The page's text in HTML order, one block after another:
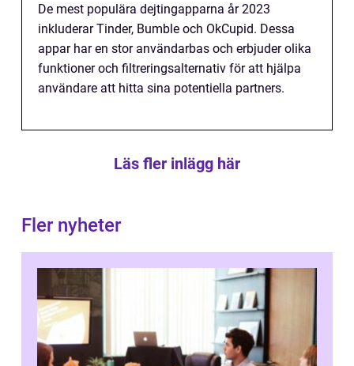
De mest populära dejtingapparna år 2023
inkluderar Tinder, Bumble och OkCupid. Dessa
appar har en stor användarbas och erbjuder olika
funktioner och filtreringsalternativ för att hjälpa
användare att hitta sina potentiella partners.
Läs fler inlägg här
Fler nyheter